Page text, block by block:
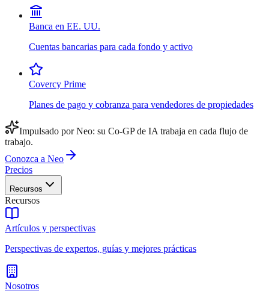
Banca en EE. UU.
Cuentas bancarias para cada fondo y activo
Covercy Prime
Planes de pago y cobranza para vendedores de propiedades
Impulsado por Neo: su Co-GP de IA trabaja en cada flujo de
trabajo.
Conozca a Neo
Precios
Recursos
Recursos
Artículos y perspectivas
Perspectivas de expertos, guías y mejores prácticas
Nosotros